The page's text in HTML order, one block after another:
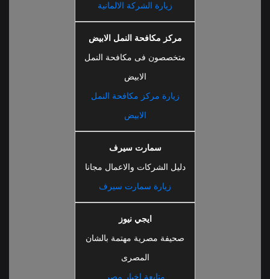
زيارة الشركة الالمانية
مركز مكافحة النمل الابيض
متخصصون فى مكافحة النمل
الابيض
زيارة مركز مكافحة النمل
الابيض
سمارت سيرف
دليل الشركات والاعمال مجانا
زيارة سمارت سيرف
ايجي نيوز
صحيفة مصرية مهتمة بالشان
المصرى
متابعة اخبار مصر